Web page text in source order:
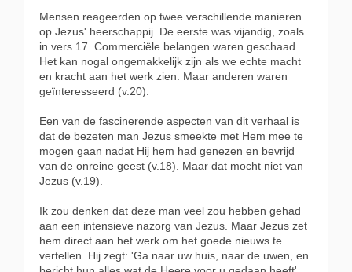
Mensen reageerden op twee verschillende manieren
op Jezus' heerschappij. De eerste was vijandig, zoals
in vers 17. Commerciële belangen waren geschaad.
Het kan nogal ongemakkelijk zijn als we echte macht
en kracht aan het werk zien. Maar anderen waren
geïnteresseerd (v.20).
Een van de fascinerende aspecten van dit verhaal is
dat de bezeten man Jezus smeekte met Hem mee te
mogen gaan nadat Hij hem had genezen en bevrijd
van de onreine geest (v.18). Maar dat mocht niet van
Jezus (v.19).
Ik zou denken dat deze man veel zou hebben gehad
aan een intensieve nazorg van Jezus. Maar Jezus zet
hem direct aan het werk om het goede nieuws te
vertellen. Hij zegt: 'Ga naar uw huis, naar de uwen, en